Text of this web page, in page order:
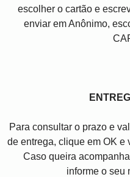
escolher o cartão e
enviar em Anônimo,
Para consultar o prazo e
de entrega, clique em OK
Caso queira
informe o seu